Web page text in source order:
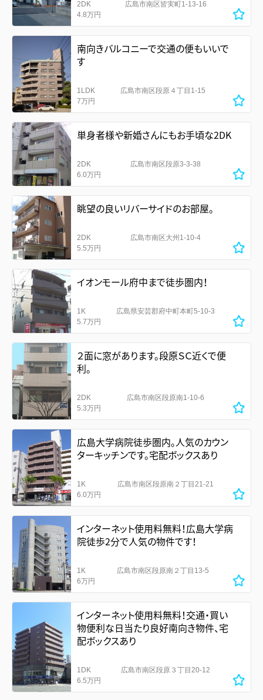
2DK
4.8万円
広島市南区皆実町1-13-16
南向きバルコニーで交通の便もいいで
す
1LDK
7万円
広島市南区段原４丁目1-15
単身者様や新婚さんにもお手頃な2DK
2DK
6.0万円
広島市南区段原3-3-38
眺望の良いリバーサイドのお部屋。
2DK
5.5万円
広島市南区大州1-10-4
イオンモール府中まで徒歩圏内！
1K
5.7万円
広島県安芸郡府中町本町5-10-3
２面に窓があります。段原ＳＣ近くで便
利。
2DK
5.3万円
広島市南区段原南1-10-6
広島大学病院徒歩圏内。人気のカウン
ターキッチンです。宅配ボックスあり
1K
6.0万円
広島市南区段原南２丁目21-21
インターネット使用料無料！広島大学病
院徒歩2分で人気の物件です！
1K
6万円
広島市南区段原南２丁目13-5
インターネット使用料無料！交通・買い
物便利な日当たり良好南向き物件、宅
配ボックスあり
1DK
6.5万円
広島市南区段原３丁目20-12